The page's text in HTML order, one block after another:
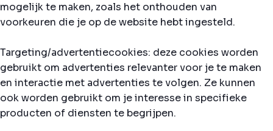
mogelijk te maken, zoals het onthouden van
voorkeuren die je op de website hebt ingesteld.
Targeting/advertentiecookies: deze cookies worden
gebruikt om advertenties relevanter voor je te maken
en interactie met advertenties te volgen. Ze kunnen
ook worden gebruikt om je interesse in specifieke
producten of diensten te begrijpen.